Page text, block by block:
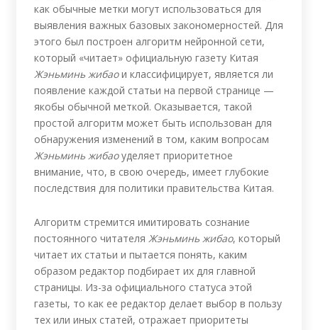
как обычные метки могут использоваться для
выявления важных базовых закономерностей. Для
этого был построен алгоритм нейронной сети,
который «читает» официальную газету Китая
Жэньминь жибаои классифицирует, является ли
появление каждой статьи на первой странице —
якобы обычной меткой. Оказывается, такой
простой алгоритм может быть использован для
обнаружения изменений в том, каким вопросам
Жэньминь жибаоуделяет приоритетное
внимание, что, в свою очередь, имеет глубокие
последствия для политики правительства Китая.
Алгоритм стремится имитировать сознание
постоянного читателя Жэньминь жибао, который
читает их статьи и пытается понять, каким
образом редактор подбирает их для главной
страницы. Из-за официального статуса этой
газеты, то как ее редактор делает выбор в пользу
тех или иных статей, отражает приоритеты